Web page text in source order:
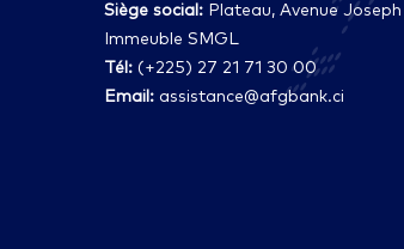
Siège social: Plateau, Avenue
Immeuble SMGL
Tél: (+225) 27 21 71 30 00
Email: assistance@afgbank.ci